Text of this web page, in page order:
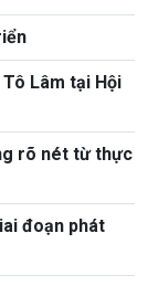
Lâm tại Hội
rõ nét từ thực
đoạn phát